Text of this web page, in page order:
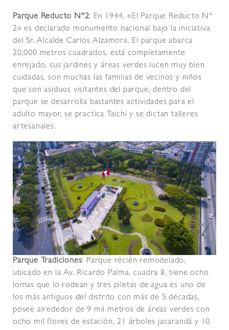
Parque Reducto Nº2: En 1944, «El Parque Reducto Nº
2» es declarado monumento nacional bajo la iniciativa
del Sr. Alcalde Carlos Alzamora. El parque abarca
20,000 metros cuadrados, está completamente
enrejado, sus jardines y áreas verdes lucen muy bien
cuidadas, son muchas las familias de vecinos y niños
que son asiduos visitantes del parque, dentro del
parque se desarrolla bastantes actividades para el
adulto mayor, se practica Taichi y se dictan talleres
artesanales.
Parque Tradiciones: Parque recién remodelado,
ubicado en la Av. Ricardo Palma, cuadra 8, tiene ocho
lomas que lo rodean y tres piletas de agua es uno de
los más antiguos del distrito con más de 5 décadas,
posee alrededor de 9 mil metros de áreas verdes con
ocho mil flores de estación, 21 árboles jacarandá y 10